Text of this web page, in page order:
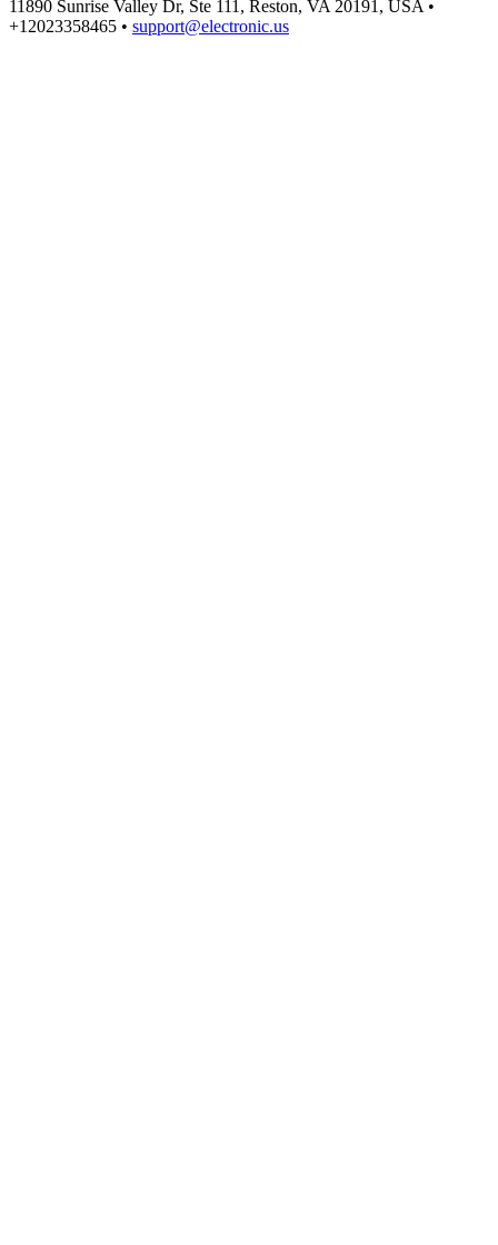
11890 Sunrise Valley Dr, Ste 111, Reston, VA 20191, USA •
+12023358465 • support@electronic.us